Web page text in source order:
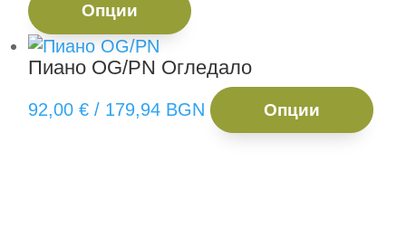
be
on
the
product
page
was:
1118,00 €.
Опции
product
multiple
variants.
The
options
Пиано OG/PN Огледало
92,00€ / 179,94 BGN Опции